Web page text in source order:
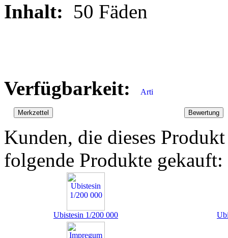
Inhalt: 50 Fäden
Verfügbarkeit:
Kunden, die dieses
folgende Produkte gekauft:
Ubistesin 1/200 000